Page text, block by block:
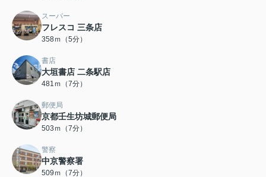
スーパー
フレスコ 三条店
358ｍ（5分）
書店
大垣書店 二条駅店
481ｍ（7分）
郵便局
京都壬生坊城郵便局
503ｍ（7分）
警察
中京警察署
509ｍ（7分）